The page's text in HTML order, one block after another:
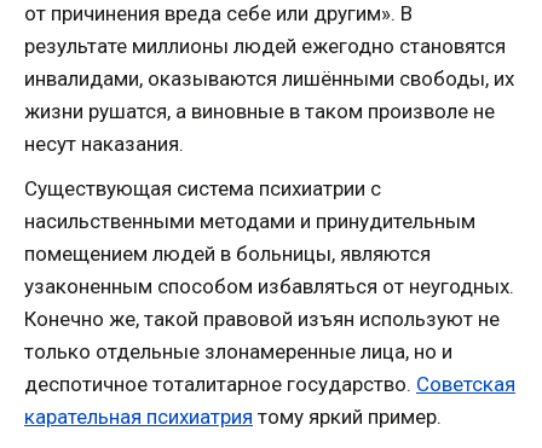
от причинения вреда себе или другим». В
результате миллионы людей ежегодно становятся
инвалидами, оказываются лишёнными свободы, их
жизни рушатся, а виновные в таком произволе не
несут наказания.
Существующая система психиатрии с
насильственными методами и принудительным
помещением людей в больницы, являются
узаконенным способом избавляться от неугодных.
Конечно же, такой правовой изъян используют не
только отдельные злонамеренные лица, но и
деспотичное тоталитарное государство. Советская
карательная психиатрия тому яркий пример.